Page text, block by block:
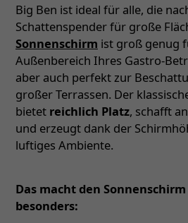
Big Ben ist ideal für alle, die
Schattenspender für große
Sonnenschirm ist groß genug
Außenbereich Ihres Gastro-
aber auch perfekt zur
großer Terrassen. Der
bietet reichlich Platz, schafft
und erzeugt dank der
luftiges Ambiente.
Das macht den Sonnenschirm
besonders: